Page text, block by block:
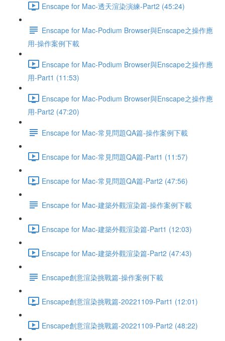
Enscape for Mac-透天渲染演練-Part2 (45:24)
Enscape for Mac-Podium Browser與Enscape之操作應
用-操作案例下載
Enscape for Mac-Podium Browser與Enscape之操作應
用-Part1 (11:53)
Enscape for Mac-Podium Browser與Enscape之操作應
用-Part2 (47:20)
Enscape for Mac-常見問題QA篇-操作案例下載
Enscape for Mac-常見問題QA篇-Part1 (11:57)
Enscape for Mac-常見問題QA篇-Part2 (47:56)
Enscape for Mac-建築外觀渲染篇-操作案例下載
Enscape for Mac-建築外觀渲染篇-Part1 (12:03)
Enscape for Mac-建築外觀渲染篇-Part2 (47:43)
Enscape創意渲染挑戰篇-操作案例下載
Enscape創意渲染挑戰篇-20221109-Part1 (12:01)
Enscape創意渲染挑戰篇-20221109-Part2 (48:22)